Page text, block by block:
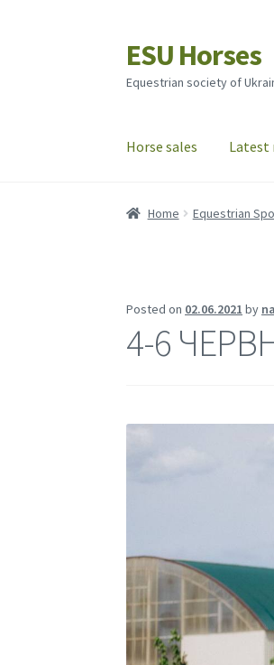
Skip
to
navigation
Skip
to
content
ESU Horses
Equestrian society of
Horse sales Latest
Home Equestrian
Posted on 02.06.2021 by
4-6